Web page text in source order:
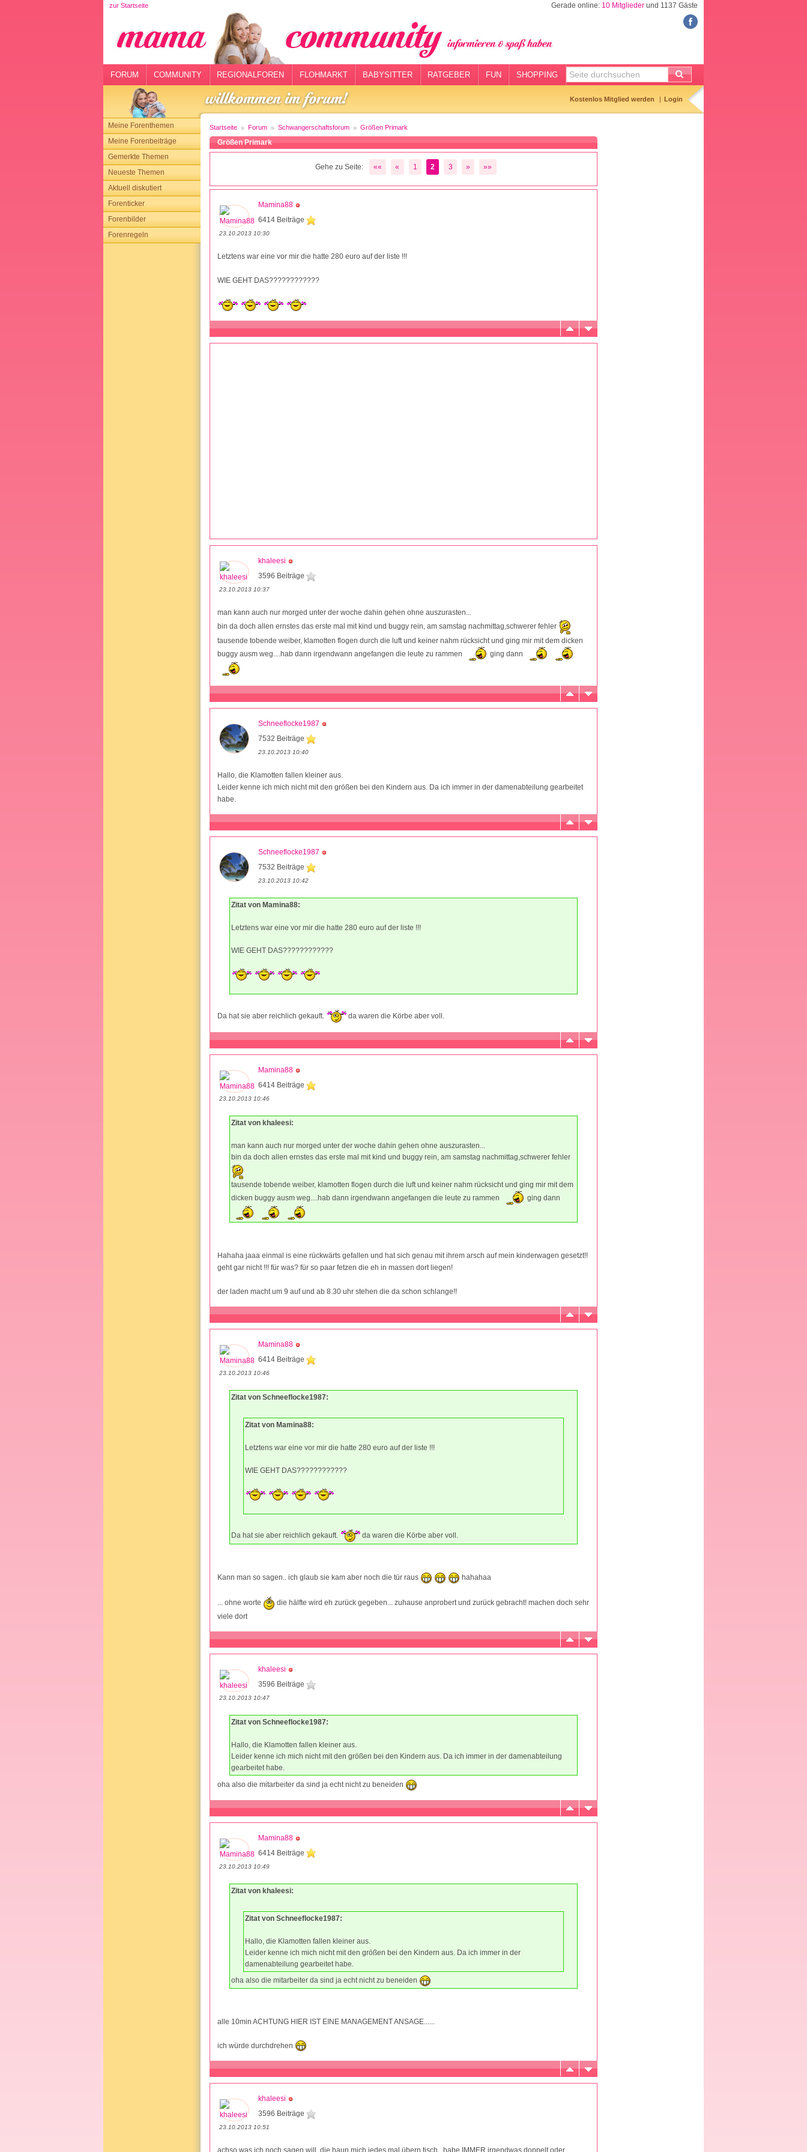
zur Startseite Gerade online: 10 Mitglieder und 1137 Gäste
FORUM COMMUNITY REGIONALFOREN FLOHMARKT BABYSITTER RATGEBER FUN SHOPPING
Kostenlos Mitglied werden Login
Meine Forenthemen
Meine Forenbeiträge
Gemerkte Themen
Neueste Themen
Aktuell diskutiert
Forenticker
Forenbilder
Forenregeln
Startseite Forum Schwangerschaftsforum Größen Primark
Größen Primark
Gehe zu Seite: «« « 1 2 3 » »»
Mamina88
6414 Beiträge
23.10.2013 10:30
Letztens war eine vor mir die hatte 280 euro auf der liste !!!
WIE GEHT DAS????????????
khaleesi
3596 Beiträge
23.10.2013 10:37
man kann auch nur morged unter der woche dahin gehen ohne auszurasten...
bin da doch allen ernstes das erste mal mit kind und buggy rein, am samstag nachmittag,schwerer fehler
tausende tobende weiber, klamotten flogen durch die luft und keiner nahm rücksicht und ging mir mit dem dicken
buggy ausm weg....hab dann irgendwann angefangen die leute zu rammen
ging dann
Schneeflocke1987
7532 Beiträge
23.10.2013 10:40
Hallo, die Klamotten fallen kleiner aus.
Leider kenne ich mich nicht mit den größen bei den Kindern aus. Da ich immer in der damenabteilung gearbeitet
habe.
Schneeflocke1987
7532 Beiträge
23.10.2013 10:42
Zitat von Mamina88:
Letztens war eine vor mir die hatte 280 euro auf der liste !!!
WIE GEHT DAS????????????
Da hat sie aber reichlich gekauft. da waren die Körbe aber voll.
Mamina88
6414 Beiträge
23.10.2013 10:46
Zitat von khaleesi:
man kann auch nur morged unter der woche dahin gehen ohne auszurasten...
bin da doch allen ernstes das erste mal mit kind und buggy rein, am samstag nachmittag,schwerer fehler
tausende tobende weiber, klamotten flogen durch die luft und keiner nahm rücksicht und ging mir mit dem
dicken buggy ausm weg....hab dann irgendwann angefangen die leute zu rammen
ging dann
Hahaha jaaa einmal is eine rückwärts gefallen und hat sich genau mit ihrem arsch auf mein kinderwagen gesetzt!!
geht gar nicht !!! für was? für so paar fetzen die eh in massen dort liegen!
der laden macht um 9 auf und ab 8.30 uhr stehen die da schon schlange!!
Mamina88
6414 Beiträge
23.10.2013 10:46
Zitat von Schneeflocke1987:
Zitat von Mamina88:
Letztens war eine vor mir die hatte 280 euro auf der liste !!!
WIE GEHT DAS????????????
Da hat sie aber reichlich gekauft. da waren die Körbe aber voll.
Kann man so sagen.. ich glaub sie kam aber noch die tür raus hahahaa
... ohne worte
die hälfte wird eh zurück gegeben... zuhause anprobert und zurück gebracht! machen doch sehr
viele dort
khaleesi
3596 Beiträge
23.10.2013 10:47
Zitat von Schneeflocke1987:
Hallo, die Klamotten fallen kleiner aus.
Leider kenne ich mich nicht mit den größen bei den Kindern aus. Da ich immer in der damenabteilung
gearbeitet habe.
oha also die mitarbeiter da sind ja echt nicht zu beneiden
Mamina88
6414 Beiträge
23.10.2013 10:49
Zitat von khaleesi:
Zitat von Schneeflocke1987:
Hallo, die Klamotten fallen kleiner aus.
Leider kenne ich mich nicht mit den größen bei den Kindern aus. Da ich immer in der
damenabteilung gearbeitet habe.
oha also die mitarbeiter da sind ja echt nicht zu beneiden
alle 10min ACHTUNG HIER IST EINE MANAGEMENT ANSAGE......
ich würde durchdrehen
khaleesi
3596 Beiträge
23.10.2013 10:51